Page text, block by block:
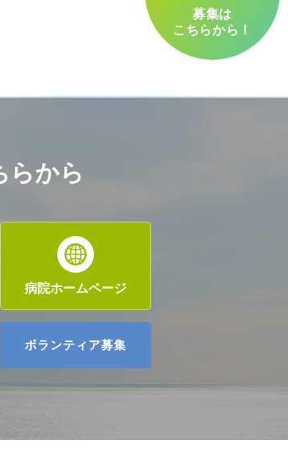
募集は
こちらから！
らから
病院ホームページ
ボランティア募集